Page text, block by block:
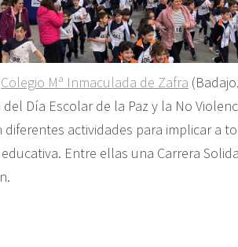
Colegio Mª Inmaculada de Zafra
Día Escolar de la Paz y la No
diferentes actividades para implicar a
Entre ellas una Carrera